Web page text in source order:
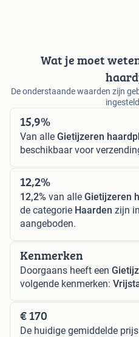
Wat je moet
De onderstaande waarden zijn
15,9%
Van alle Gietijzeren
beschikbaar voor
12,2%
12,2% van alle Gietijzeren
de categorie Haarden zijn
aangeboden.
Kenmerken
Doorgaans heeft een
volgende kenmerken:
€ 170
De huidige gemiddelde